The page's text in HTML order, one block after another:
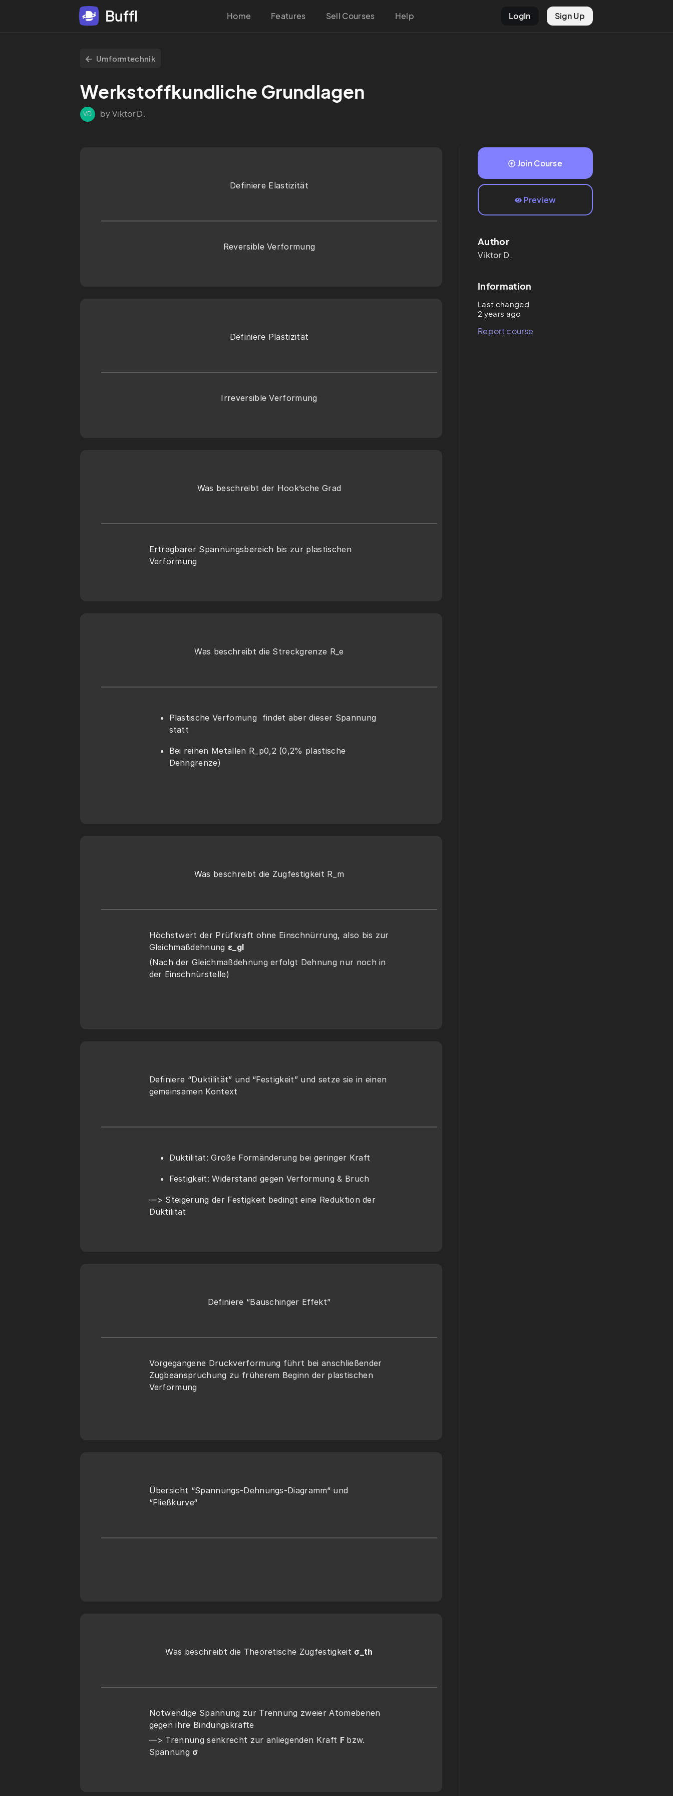
Buffl Home Features Sell Courses Help LogIn Sign Up
Umformtechnik
Werkstoffkundliche Grundlagen
VD by Viktor D.
Definiere Elastizität
Reversible Verformung
Definiere Plastizität
Irreversible Verformung
Was beschreibt der Hook’sche Grad
Ertragbarer Spannungsbereich bis zur plastischen
Verformung
Was beschreibt die Streckgrenze R_e
Plastische Verfomung  findet aber dieser Spannung
statt
Bei reinen Metallen R_p0,2 (0,2% plastische
Dehngrenze)
Was beschreibt die Zugfestigkeit R_m
Höchstwert der Prüfkraft ohne Einschnürrung, also bis zur
Gleichmaßdehnung ε_gl
(Nach der Gleichmaßdehnung erfolgt Dehnung nur noch in
der Einschnürstelle)
Definiere “Duktilität” und “Festigkeit” und setze sie in einen
gemeinsamen Kontext
Duktilität: Große Formänderung bei geringer Kraft
Festigkeit: Widerstand gegen Verformung & Bruch
—> Steigerung der Festigkeit bedingt eine Reduktion der
Duktilität
Definiere “Bauschinger Effekt”
Vorgegangene Druckverformung führt bei anschließender
Zugbeanspruchung zu früherem Beginn der plastischen
Verformung
Übersicht “Spannungs-Dehnungs-Diagramm“ und
“Fließkurve“
Was beschreibt die Theoretische Zugfestigkeit σ_th
Notwendige Spannung zur Trennung zweier Atomebenen
gegen ihre Bindungskräfte
—> Trennung senkrecht zur anliegenden Kraft F bzw.
Spannung σ
Join Course
Preview
Author
Viktor D.
Information
Last changed
2 years ago
Report course